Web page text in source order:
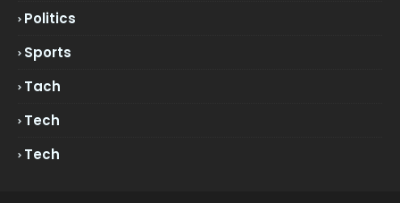
Politics
Sports
Tach
Tech
Tech